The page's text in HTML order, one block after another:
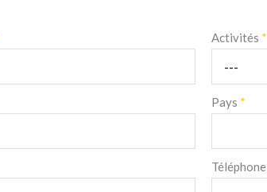
Activités *
Pays *
Téléphone